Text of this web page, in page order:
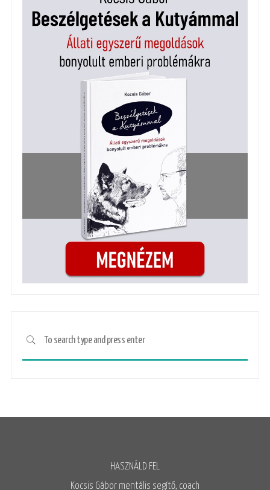
HASZNÁLD FEL
Kocsis Gábor mentális segítő, coach